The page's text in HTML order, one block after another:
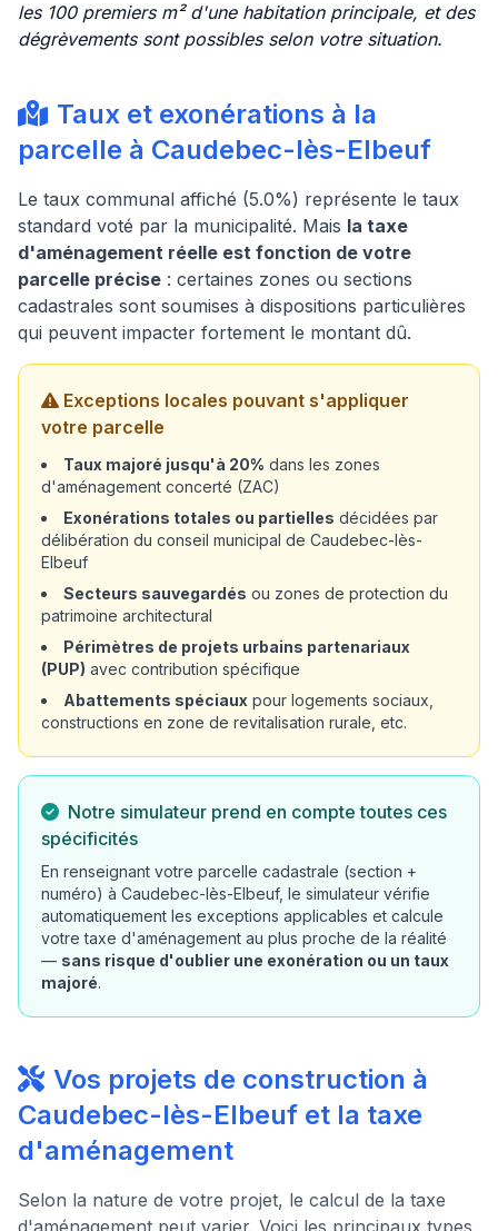
les 100 premiers m² d'une habitation principale, et des
dégrèvements sont possibles selon votre situation.
Taux et exonérations à la
parcelle à Caudebec-lès-Elbeuf
Le taux communal affiché (5.0%) représente le taux
standard voté par la municipalité. Mais la taxe
d'aménagement réelle est fonction de votre
parcelle précise : certaines zones ou sections
cadastrales sont soumises à dispositions particulières
qui peuvent impacter fortement le montant dû.
Exceptions locales pouvant s'appliquer
votre parcelle
Taux majoré jusqu'à 20% dans les zones
d'aménagement concerté (ZAC)
Exonérations totales ou partielles décidées par
délibération du conseil municipal de Caudebec-lès-
Elbeuf
Secteurs sauvegardés ou zones de protection du
patrimoine architectural
Périmètres de projets urbains partenariaux
(PUP) avec contribution spécifique
Abattements spéciaux pour logements sociaux,
constructions en zone de revitalisation rurale, etc.
Notre simulateur prend en compte toutes ces
spécificités
En renseignant votre parcelle cadastrale (section +
numéro) à Caudebec-lès-Elbeuf, le simulateur vérifie
automatiquement les exceptions applicables et calcule
votre taxe d'aménagement au plus proche de la réalité
— sans risque d'oublier une exonération ou un taux
majoré.
Vos projets de construction à
Caudebec-lès-Elbeuf et la taxe
d'aménagement
Selon la nature de votre projet, le calcul de la taxe
d'aménagement peut varier. Voici les principaux types